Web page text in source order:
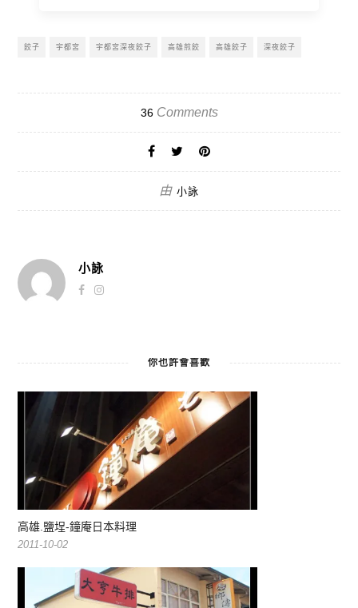
餃子 宇都宮 宇都宮深夜餃子 高雄煎餃 高雄餃子 深夜餃子
36Comments
由 小詠
小詠
你也許會喜歡
高雄.鹽埕-鐘庵日本料理
2011-10-02